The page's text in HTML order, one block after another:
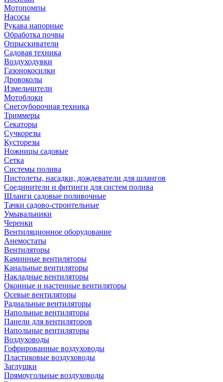
Мотопомпы
Насосы
Рукава напорные
Обработка почвы
Опрыскиватели
Садовая техника
Воздуходувки
Газонокосилки
Дровоколы
Измельчители
Мотоблоки
Снегоуборочная техника
Триммеры
Секаторы
Сучкорезы
Кусторезы
Ножницы садовые
Сетка
Системы полива
Пистолеты, насадки, дождеватели для шлангов
Соединители и фитинги для систем полива
Шланги садовые поливочные
Тачки садово-строительные
Умывальники
Черенки
Вентиляционное оборудование
Анемостаты
Вентиляторы
Каминные вентиляторы
Канальные вентиляторы
Накладные вентиляторы
Оконные и настенные вентиляторы
Осевые вентиляторы
Радиальные вентиляторы
Напольные вентиляторы
Панели для вентиляторов
Напольные вентиляторы
Воздуховоды
Гофрированные воздуховоды
Пластиковые воздуховоды
Заглушки
Прямоугольные воздуховоды